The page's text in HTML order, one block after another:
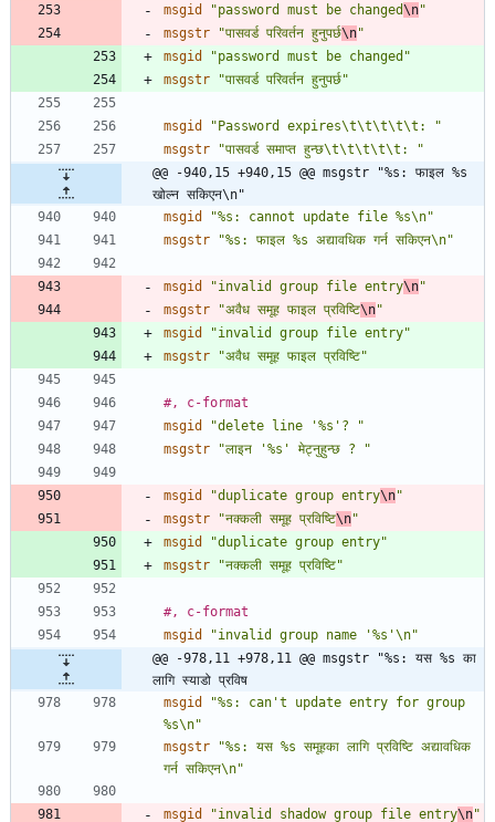
msgid "password must be changed\n"
msgstr
"पासवर्ड परिवर्तन हुनुपर्छ\n"
msgid
"password must be changed"
msgstr
"पासवर्ड परिवर्तन हुनुपर्छ"
msgid
"Password expires\t\t\t\t\t: "
msgstr
"पासवर्ड समाप्त हुन्छ\t\t\t\t\t: "
@@ -940,15 +940,15 @@ msgstr "%s: फाइल %s
खोल्न सकिएन\n"
msgid
"%s: cannot update file %s\n"
msgstr
"%s: फाइल %s अद्यावधिक गर्न सकिएन\n"
msgid "invalid group file entry\n"
msgstr
"अवैध समूह फाइल प्रविष्टि\n"
msgid
"invalid group file entry"
msgstr
"अवैध समूह फाइल प्रविष्टि"
#, c-format
msgid
"delete line '%s'? "
msgstr
"लाइन '%s' मेट्नुहुन्छ ? "
msgid "duplicate group entry\n"
msgstr
"नक्कली समूह प्रविष्टि\n"
msgid
"duplicate group entry"
msgstr
"नक्कली समूह प्रविष्टि"
#, c-format
msgid
"invalid group name '%s'\n"
@@ -978,11 +978,11 @@ msgstr "%s: यस %s का
लागि स्याडो प्रविष
msgid
"%s: can't update entry for group
%s\n"
msgstr
"%s: यस %s समूहका लागि प्रविष्टि अद्यावधिक
गर्न सकिएन\n"
msgid "invalid shadow group file entry\n"